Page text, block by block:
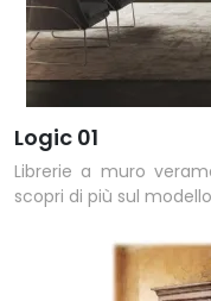
Logic 01
Librerie a muro
scopri di più sul